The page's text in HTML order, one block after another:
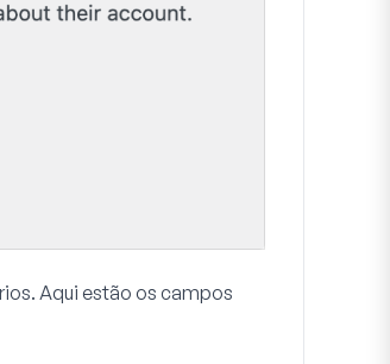
Aqui estão os campos